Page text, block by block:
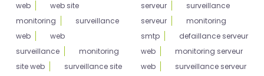
web
web site
monitoring
surveillance
web
web
surveillance
monitoring
site web
surveillance site
serveur
surveillance
serveur
monitoring
smtp
defaillance serveur
web
monitoring serveur
web
surveillance serveur